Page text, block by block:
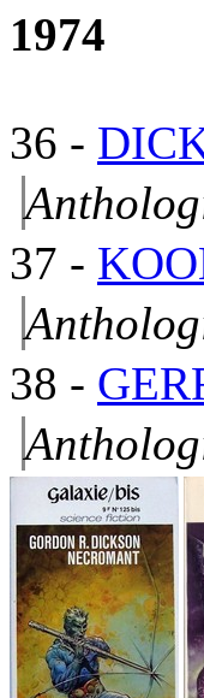
1974
36 -
37 -
38 -